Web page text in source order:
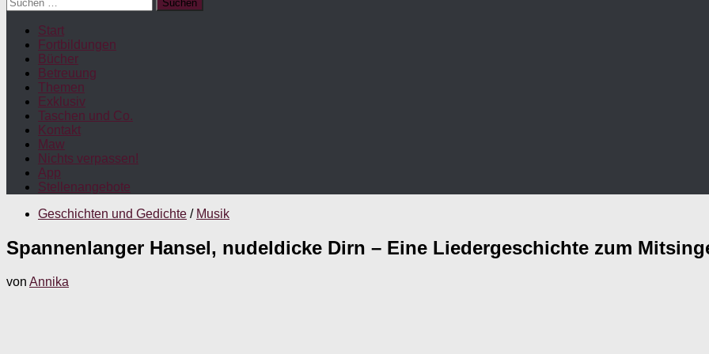
nach:
Start
Fortbildungen
Bücher
Betreuung
Themen
Exklusiv
Taschen und Co.
Kontakt
Maw
Nichts verpassen!
App
Stellenangebote
Geschichten und Gedichte / Musik
Spannenlanger Hansel, nudeldicke Dirn – Eine Liedergeschichte zum
von Annika